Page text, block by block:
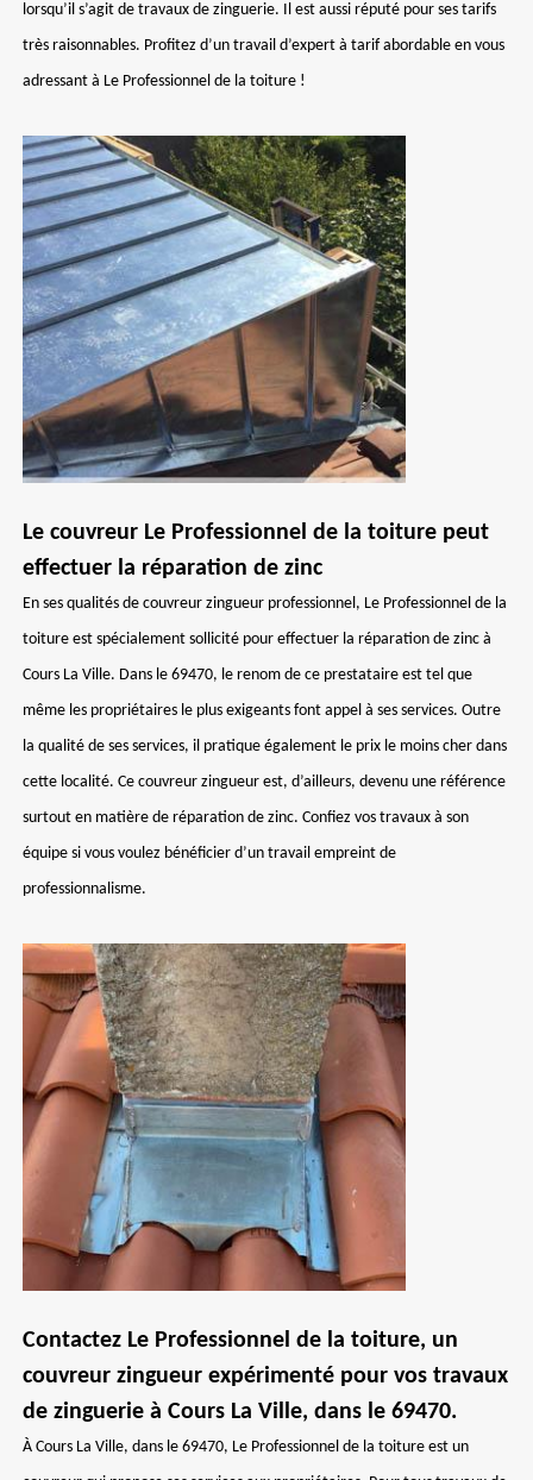
lorsqu’il s’agit de travaux de zinguerie. Il est aussi réputé pour ses tarifs
très raisonnables. Profitez d’un travail d’expert à tarif abordable en vous
adressant à Le Professionnel de la toiture !
Le couvreur Le Professionnel de la toiture peut
effectuer la réparation de zinc
En ses qualités de couvreur zingueur professionnel, Le Professionnel de la
toiture est spécialement sollicité pour effectuer la réparation de zinc à
Cours La Ville. Dans le 69470, le renom de ce prestataire est tel que
même les propriétaires le plus exigeants font appel à ses services. Outre
la qualité de ses services, il pratique également le prix le moins cher dans
cette localité. Ce couvreur zingueur est, d’ailleurs, devenu une référence
surtout en matière de réparation de zinc. Confiez vos travaux à son
équipe si vous voulez bénéficier d’un travail empreint de
professionnalisme.
Contactez Le Professionnel de la toiture, un
couvreur zingueur expérimenté pour vos travaux
de zinguerie à Cours La Ville, dans le 69470.
À Cours La Ville, dans le 69470, Le Professionnel de la toiture est un